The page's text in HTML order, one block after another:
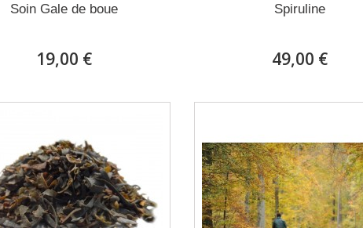
Soin Gale de boue
19,00 €
Spiruline
49,00 €